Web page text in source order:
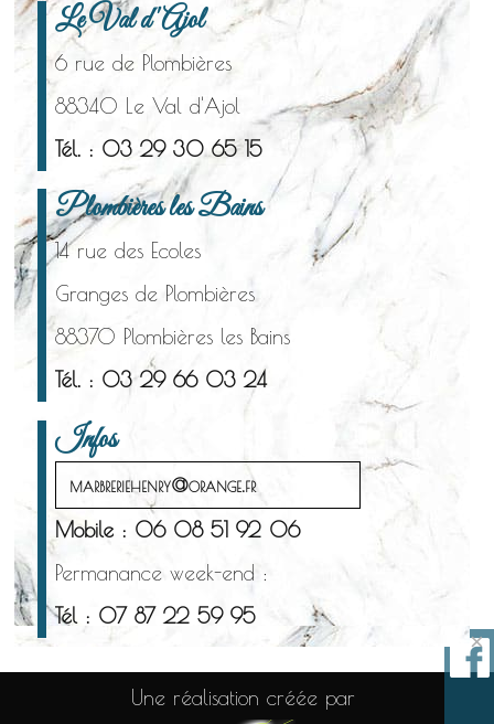
Le Val d'Ajol
6 rue de Plombières
88340 Le Val d'Ajol
Tél. : 03 29 30 65 15
Plombières les Bains
14 rue des Ecoles
Granges de Plombières
88370 Plombières les Bains
Tél. : 03 29 66 03 24
Infos
marbreriehenry@orange.fr
Mobile : 06 08 51 92 06
Permanance week-end :
Tél : 07 87 22 59 95
Une réalisation créée par
×